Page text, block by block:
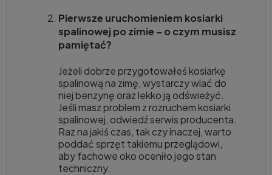
Pierwsze uruchomieniem kosiarki
spalinowej po zimie – o czym musisz
pamiętać?
Jeżeli dobrze przygotowałeś kosiarkę
spalinową na zimę, wystarczy wlać do
niej benzynę oraz lekko ją odświeżyć.
Jeśli masz problem z rozruchem kosiarki
spalinowej, odwiedź serwis producenta.
Raz na jakiś czas, tak czy inaczej, warto
poddać sprzęt takiemu przeglądowi,
aby fachowe oko oceniło jego stan
techniczny.